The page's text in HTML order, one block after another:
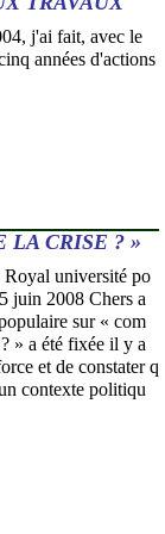
j'ai fait, avec le
années d'actions
LA CRISE ? »
Royal université po
juin 2008 Chers a
sur « com
» a été fixée il y a
et de constater q
contexte politiqu